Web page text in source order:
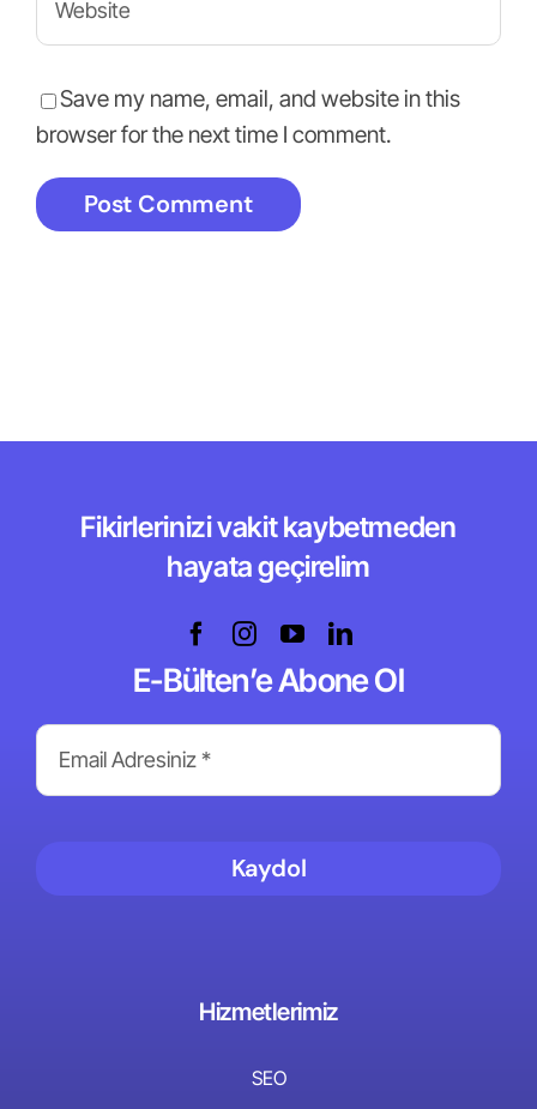
Save my name, email, and website in this
browser for the next time I comment.
Fikirlerinizi vakit kaybetmeden
hayata geçirelim
E-Bülten’e Abone Ol
Kaydol
Hizmetlerimiz
SEO